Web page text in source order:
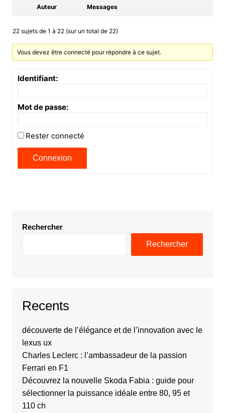
Auteur Messages
22 sujets de 1 à 22 (sur un total de 22)
Vous devez être connecté pour répondre à ce sujet.
Identifiant:
Mot de passe:
Rester connecté
Connexion
Rechercher
Rechercher
Recents
découverte de l’élégance et de l’innovation avec le
lexus ux
Charles Leclerc : l’ambassadeur de la passion
Ferrari en F1
Découvrez la nouvelle Skoda Fabia : guide pour
sélectionner la puissance idéale entre 80, 95 et
110 ch